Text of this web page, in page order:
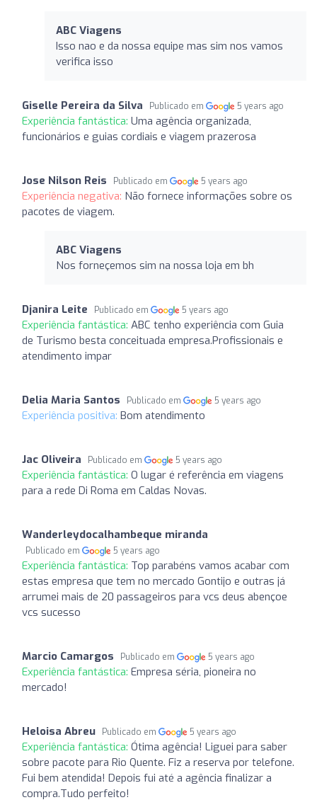
ABC Viagens
Isso nao e da nossa equipe mas sim nos vamos
verifica isso
Giselle Pereira da Silva Publicado em 5 years ago
Experiência fantástica: Uma agência organizada,
funcionários e guias cordiais e viagem prazerosa
Jose Nilson Reis Publicado em 5 years ago
Experiência negativa: Não fornece informações sobre os
pacotes de viagem.
ABC Viagens
Nos forneçemos sim na nossa loja em bh
Djanira Leite Publicado em 5 years ago
Experiência fantástica: ABC tenho experiência com Guia
de Turismo besta conceituada empresa.Profissionais e
atendimento impar
Delia Maria Santos Publicado em 5 years ago
Experiência positiva: Bom atendimento
Jac Oliveira Publicado em 5 years ago
Experiência fantástica: O lugar é referência em viagens
para a rede Di Roma em Caldas Novas.
Wanderleydocalhambeque miranda
Publicado em 5 years ago
Experiência fantástica: Top parabéns vamos acabar com
estas empresa que tem no mercado Gontijo e outras já
arrumei mais de 20 passageiros para vcs deus abençoe
vcs sucesso
Marcio Camargos Publicado em 5 years ago
Experiência fantástica: Empresa séria, pioneira no
mercado!
Heloisa Abreu Publicado em 5 years ago
Experiência fantástica: Ótima agência! Liguei para saber
sobre pacote para Rio Quente. Fiz a reserva por telefone.
Fui bem atendida! Depois fui até a agência finalizar a
compra.Tudo perfeito!